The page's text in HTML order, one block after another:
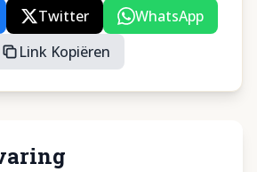
Twitter
WhatsApp
Link Kopiëren